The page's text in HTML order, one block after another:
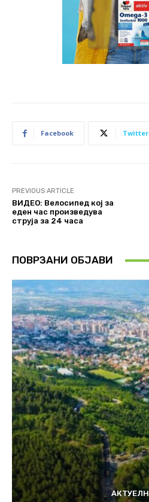
Facebook Twitter
PREVIOUS ARTICLE
ВИДЕО: Велосипед кој за
еден час произведува
струја за 24 часа
ПОВРЗАНИ ОБЈАВИ